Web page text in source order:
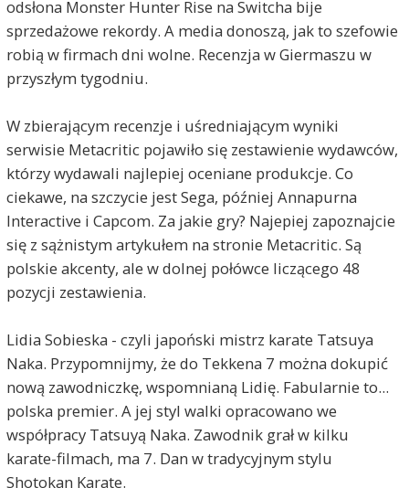
odsłona Monster Hunter Rise na Switcha bije
sprzedażowe rekordy. A media donoszą, jak to szefowie
robią w firmach dni wolne. Recenzja w Giermaszu w
przyszłym tygodniu.
W zbierającym recenzje i uśredniającym wyniki
serwisie Metacritic pojawiło się zestawienie wydawców,
którzy wydawali najlepiej oceniane produkcje. Co
ciekawe, na szczycie jest Sega, później Annapurna
Interactive i Capcom. Za jakie gry? Najepiej zapoznajcie
się z sążnistym artykułem na stronie Metacritic. Są
polskie akcenty, ale w dolnej połówce liczącego 48
pozycji zestawienia.
Lidia Sobieska - czyli japoński mistrz karate Tatsuya
Naka. Przypomnijmy, że do Tekkena 7 można dokupić
nową zawodniczkę, wspomnianą Lidię. Fabularnie to...
polska premier. A jej styl walki opracowano we
współpracy Tatsuyą Naka. Zawodnik grał w kilku
karate-filmach, ma 7. Dan w tradycyjnym stylu
Shotokan Karate.